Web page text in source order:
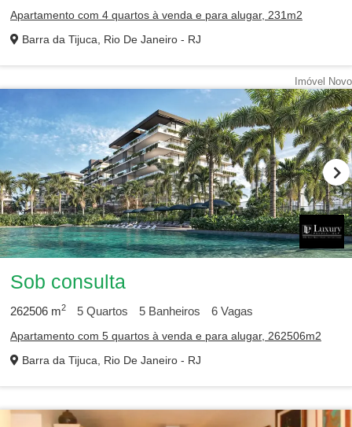
Apartamento com 4 quartos à venda e para alugar, 231m2
Barra da Tijuca, Rio De Janeiro - RJ
Imóvel Novo
Sob consulta
262506 m2 5 Quartos 5 Banheiros 6 Vagas
Apartamento com 5 quartos à venda e para alugar, 262506m2
Barra da Tijuca, Rio De Janeiro - RJ